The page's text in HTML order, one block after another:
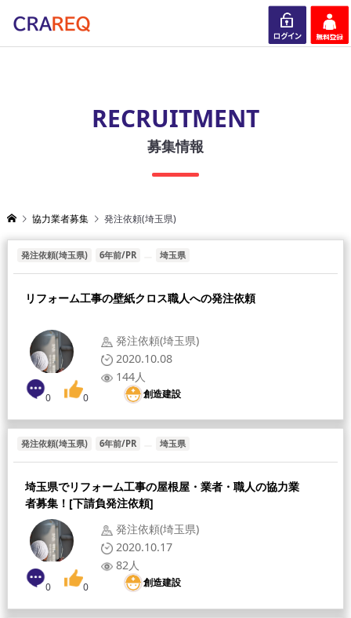
RECRUITMENT
募集情報
協力業者募集 発注依頼(埼玉県)
発注依頼(埼玉県) 6年前/PR 埼玉県
リフォーム工事の壁紙クロス職人への発注依頼
発注依頼(埼玉県)
2020.10.08
144人
[採用人数]
創造建設
0 0
発注依頼(埼玉県) 6年前/PR 埼玉県
埼玉県でリフォーム工事の屋根屋・業者・職人の協力業
者募集！[下請負発注依頼]
発注依頼(埼玉県)
2020.10.17
82人
創造建設
0 0